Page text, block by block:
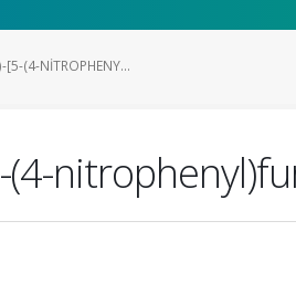
[5-(4-NITROPHENY...